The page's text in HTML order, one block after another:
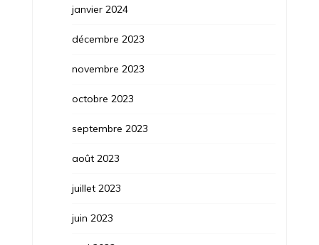
janvier 2024
décembre 2023
novembre 2023
octobre 2023
septembre 2023
août 2023
juillet 2023
juin 2023